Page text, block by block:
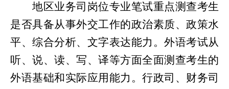
地区业务司岗位专业笔试重点测查考生
是否具备从事外交工作的政治素质、 政策水
平、综合分析、文字表达能力。外语考试从
听、说、读、写、译等方面全面测查考生的
外语基础和实际应用能力。行政司、财务司